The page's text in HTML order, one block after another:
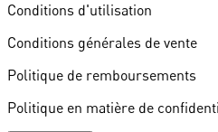
Conditions d'utilisation
Conditions générales de vente
Politique de remboursements
Politique en matière de